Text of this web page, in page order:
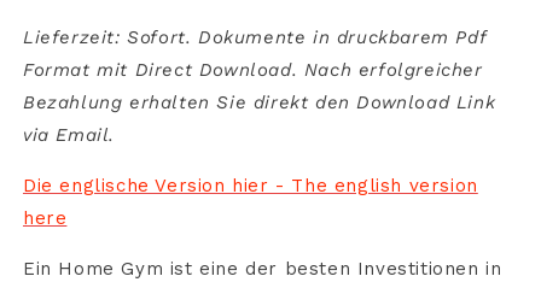
Home
Workout
(deutsch)
Home
Workout
(deutsch)
Lieferzeit: Sofort. Dokumente in druckbarem Pdf
Format mit Direct Download. Nach erfolgreicher
Bezahlung erhalten Sie direkt den Download Link
via Email.
Die englische Version hier - The english version
here
Ein Home Gym ist eine der besten Investitionen in